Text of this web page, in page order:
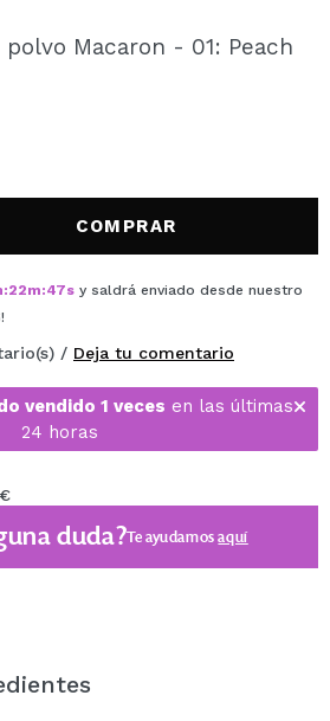
Maquillalia.com podrás realizar
revisar el estado de tus
operaciones anteriores.
Macaron - 01: Peach
COMPRAR
:22m:47s y saldrá enviado desde nuestro
!
/ Deja tu comentario
vendido 1 veces en las últimas
24 horas
duda?Te ayudamosaquí